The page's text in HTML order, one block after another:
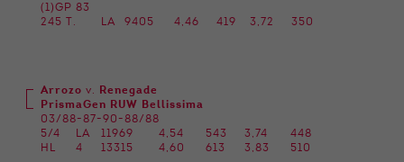
(1)GP 83
245 T.
LA 9405 4,46 419 3,72 350
Arrozo v.
Renegade
PrismaGen RUW Bellissima
03/88-87-90-88/88
5/4
LA 11969 4,54 543 3,74
448
HL
4 13315 4,60 613 3,83 510